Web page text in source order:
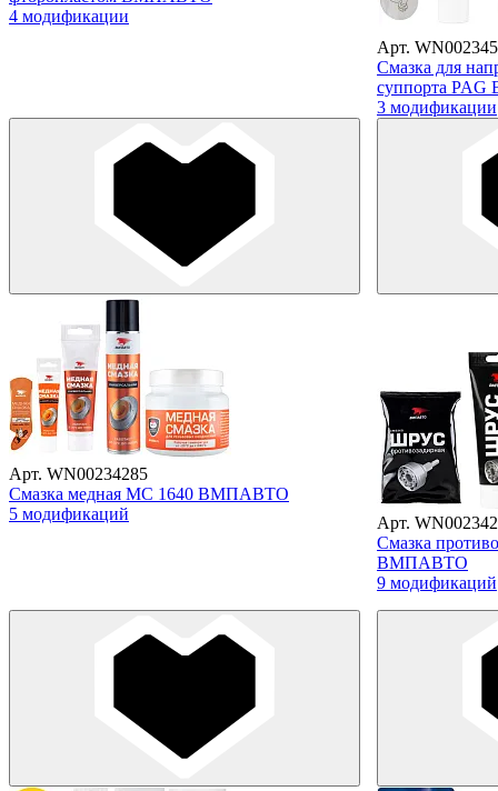
4 модификации
Арт.
Смазка для
суппорта
3 модификации
Арт. WN00234285
Смазка медная МС 1640 ВМПАВТО
5 модификаций
Арт.
Смазка
ВМПАВТО
9 модификаций